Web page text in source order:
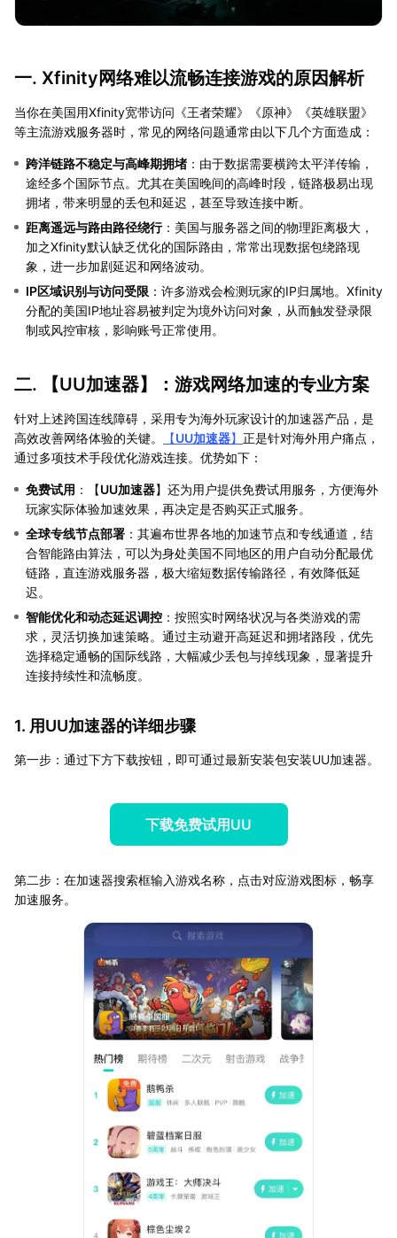
一. Xfinity网络难以流畅连接游戏的原因解析
当你在美国用Xfinity宽带访问《王者荣耀》《原神》《英雄联盟》
等主流游戏服务器时，常见的网络问题通常由以下几个方面造成：
跨洋链路不稳定与高峰期拥堵 ：由于数据需要横跨太平洋传输，
途经多个国际节点。尤其在美国晚间的高峰时段，链路极易出现
拥堵，带来明显的丢包和延迟，甚至导致连接中断。
距离遥远与路由路径绕行：美国与服务器之间的物理距离极大，
加之Xfinity默认缺乏优化的国际路由，常常出现数据包绕路现
象，进一步加剧延迟和网络波动。
IP区域识别与访问受限 ：许多游戏会检测玩家的IP归属地。Xfinity
分配的美国IP地址容易被判定为境外访问对象，从而触发登录限
制或风控审核，影响账号正常使用。
二. 【UU加速器】：游戏网络加速的专业方案
针对上述跨国连线障碍，采用专为海外玩家设计的加速器产品，是
高效改善网络体验的关键。
【UU加速器】 正是针对海外用户痛点，
通过多项技术手段优化游戏连接。优势如下：
免费试用 ：【UU加速器】还为用户提供免费试用服务，方便海外
玩家实际体验加速效果，再决定是否购买正式服务。
全球专线节点部署 ：其遍布世界各地的加速节点和专线通道，结
合智能路由算法，可以为身处美国不同地区的用户自动分配最优
链路，直连游戏服务器，极大缩短数据传输路径，有效降低延
迟。
智能优化和动态延迟调控 ：按照实时网络状况与各类游戏的需
求，灵活切换加速策略。通过主动避开高延迟和拥堵路段，优先
选择稳定通畅的国际线路，大幅减少丢包与掉线现象，显著提升
连接持续性和流畅度。
1. 用UU加速器的详细步骤
第一步：通过下方下载按钮，即可通过最新安装包安装UU加速器。
下载免费试用UU
第二步：在加速器搜索框输入游戏名称，点击对应游戏图标，畅享
加速服务。